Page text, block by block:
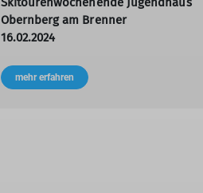
Obernberg am Brenner
16.02.2024
mehr erfahren